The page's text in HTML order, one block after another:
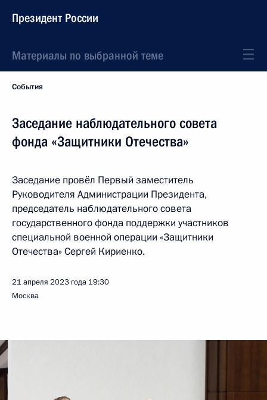
Президент России
Материалы по выбранной теме
События
Заседание наблюдательного совета
фонда «Защитники Отечества»
Заседание провёл Первый заместитель
Руководителя Администрации Президента,
председатель наблюдательного совета
государственного фонда поддержки участников
специальной военной операции «Защитники
Отечества» Сергей Кириенко.
21 апреля 2023 года 19:30
Москва